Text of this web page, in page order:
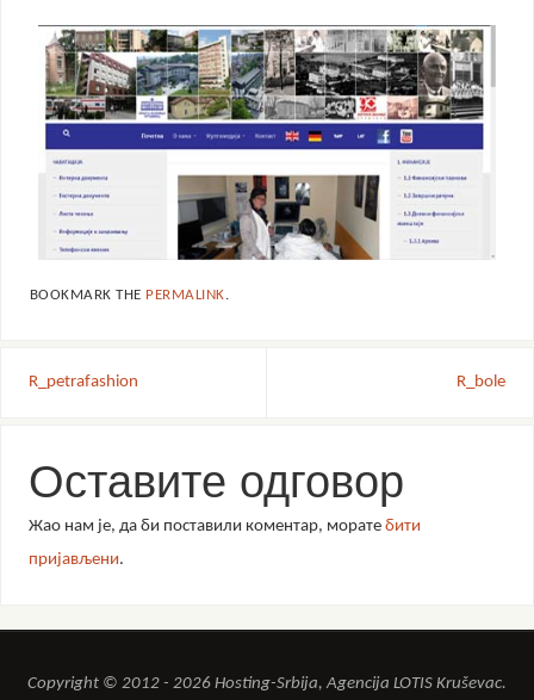
BOOKMARK THE PERMALINK
R_petrafashion R_bole
Оставите одговор
Жао нам је, да би поставили коментар, морате бити
пријављени.
Copyright © 2012 - 2026 Hosting-Srbija, Agencija LOTIS Kruševac.